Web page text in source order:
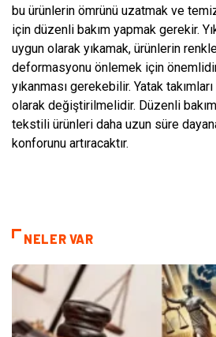
bu ürünlerin ömrünü uzatmak ve
için düzenli bakım yapmak gerekir.
uygun olarak yıkamak, ürünlerin
deformasyonu önlemek için
yıkanması gerekebilir. Yatak
olarak değiştirilmelidir. Düzenli bakım
tekstili ürünleri daha uzun süre
konforunu artıracaktır.
NELER VAR